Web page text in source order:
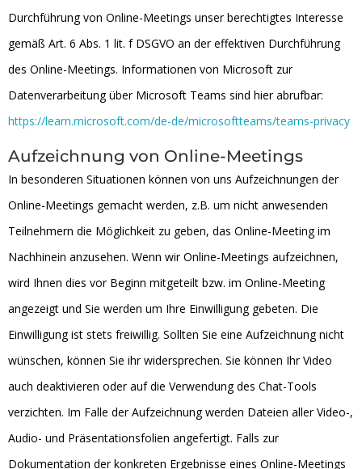
Durchführung von Online-Meetings unser berechtigtes Interesse
gemäß Art. 6 Abs. 1 lit. f DSGVO an der effektiven Durchführung
des Online-Meetings. Informationen von Microsoft zur
Datenverarbeitung über Microsoft Teams sind hier abrufbar:
https://learn.microsoft.com/de-de/microsoftteams/teams-privacy
Aufzeichnung von Online-Meetings
In besonderen Situationen können von uns Aufzeichnungen der
Online-Meetings gemacht werden, z.B. um nicht anwesenden
Teilnehmern die Möglichkeit zu geben, das Online-Meeting im
Nachhinein anzusehen. Wenn wir Online-Meetings aufzeichnen,
wird Ihnen dies vor Beginn mitgeteilt bzw. im Online-Meeting
angezeigt und Sie werden um Ihre Einwilligung gebeten. Die
Einwilligung ist stets freiwillig. Sollten Sie eine Aufzeichnung nicht
wünschen, können Sie ihr widersprechen. Sie können Ihr Video
auch deaktivieren oder auf die Verwendung des Chat-Tools
verzichten. Im Falle der Aufzeichnung werden Dateien aller Video-,
Audio- und Präsentationsfolien angefertigt. Falls zur
Dokumentation der konkreten Ergebnisse eines Online-Meetings